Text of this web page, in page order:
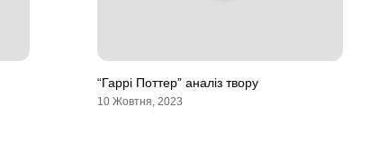
“Гаррі Поттер” аналіз твору
10 Жовтня, 2023